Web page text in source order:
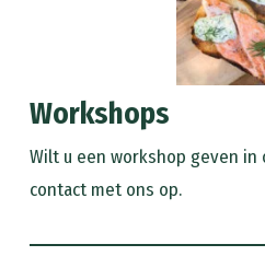
Workshops
Wilt u een workshop geven
contact met ons op.